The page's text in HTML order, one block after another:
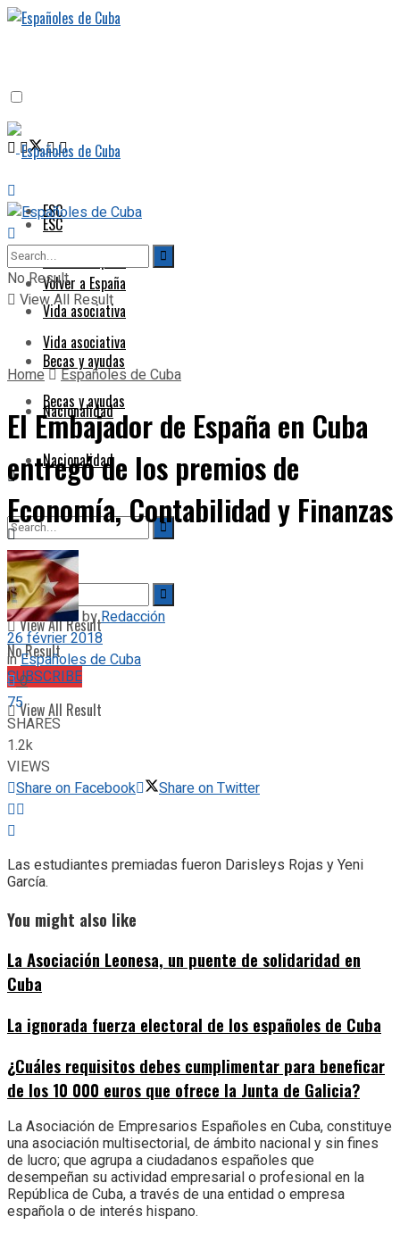
ESC
Volver a España
Vida asociativa
Becas y ayudas
Nacionalidad
No Result
View All Result
SUBSCRIBE
ESC
Volver a España
Vida asociativa
Becas y ayudas
Nacionalidad
No Result
View All Result
No Result
View All Result
Home Españoles de Cuba
El Embajador de España en Cuba
entregó de los premios de
Economía, Contabilidad y Finanzas
byRedacción
26 février 2018
inEspañoles de Cuba
0
75
SHARES
1.2k
VIEWS
Share on Facebook
Share on Twitter
Las estudiantes premiadas fueron Darisleys Rojas y Yeni
García.
You might also like
La Asociación Leonesa, un puente de solidaridad en
Cuba
La ignorada fuerza electoral de los españoles de Cuba
¿Cuáles requisitos debes cumplimentar para beneficar
de los 10 000 euros que ofrece la Junta de Galicia?
La Asociación de Empresarios Españoles en Cuba, constituye
una asociación multisectorial, de ámbito nacional y sin fines
de lucro; que agrupa a ciudadanos españoles que
desempeñan su actividad empresarial o profesional en la
República de Cuba, a través de una entidad o empresa
española o de interés hispano.